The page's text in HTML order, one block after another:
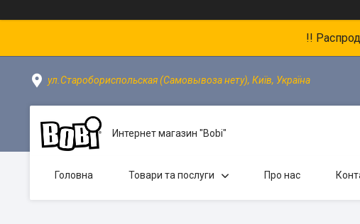
!!
ул.Старобориспольская (Самовывоза нету), Київ, Україна
Интернет магазин "Bobi"
Головна Товари та послуги Про нас